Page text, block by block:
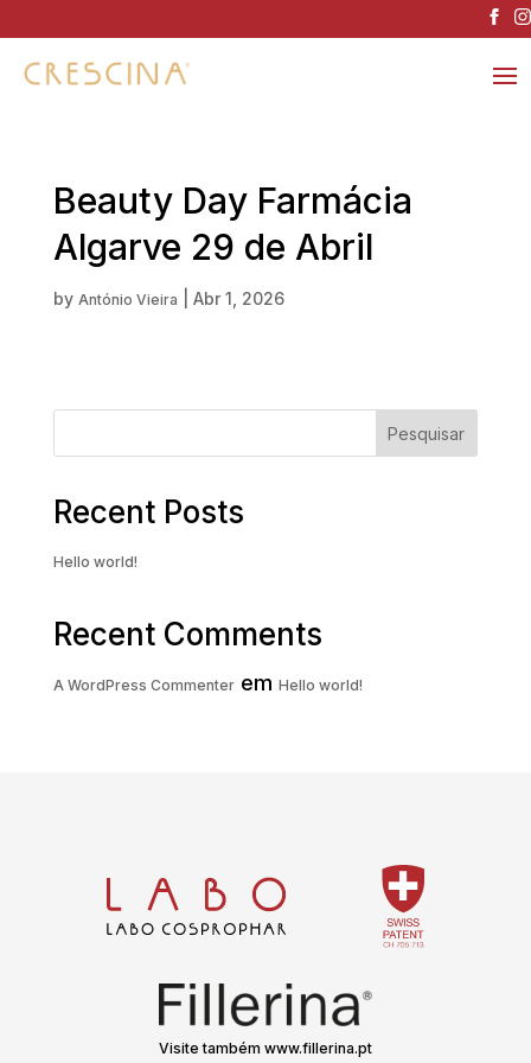
Beauty Day Farmácia
Algarve 29 de Abril
by António Vieira Abr 1, 2026
Pesquisar
Recent Posts
Hello world!
Recent Comments
A WordPress Commenterem Hello world!
Visite também www.fillerina.pt